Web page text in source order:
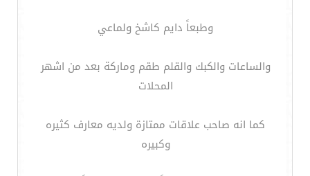
وطبعاً دايم كاشخ ولماعي
والساعات والكبك والقلم طقم وماركة بعد من اشهر
المحلات
كما انه صاحب علاقات ممتازة ولديه معارف كثيره
وكبيره